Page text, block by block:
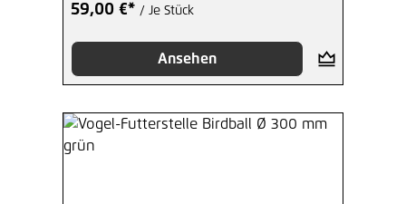
59,00 €* / Je Stück
Ansehen